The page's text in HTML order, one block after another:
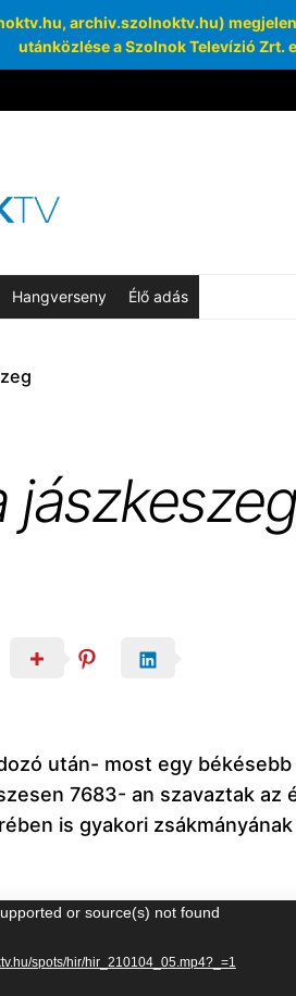
archiv.szolnoktv.hu)
utánközlése a Szolnok Televízió Zrt.
Archívum
Hangverseny Élő adás
jászkeszeg
után- most egy
7683- an szavaztak az
is gyakori
or source(s) not found
spots/hir/hir_210104_05.mp4?_=1